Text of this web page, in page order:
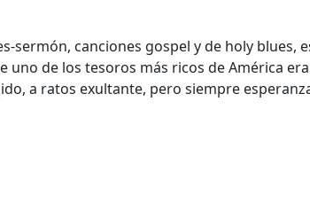
sermón, canciones gospel y de holy blues,
uno de los tesoros más ricos de América
a ratos exultante, pero siempre